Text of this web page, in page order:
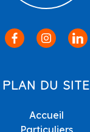
PLAN DU SITE
Accueil
Particuliers